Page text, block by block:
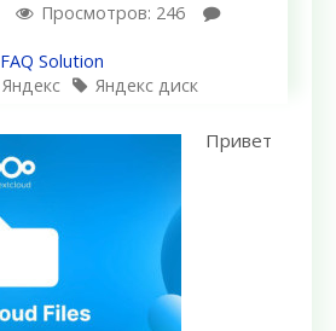
Просмотров: 246
FAQ Solution
Яндекс Яндекс диск
Привет